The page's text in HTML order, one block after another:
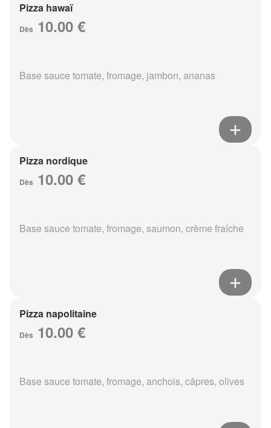
Pizza hawaï
Dès 10.00 €
Base sauce tomate, fromage, jambon, ananas
Pizza nordique
Dès 10.00 €
Base sauce tomate, fromage, saumon, crème fraîche
Pizza napolitaine
Dès 10.00 €
Base sauce tomate, fromage, anchois, câpres, olives